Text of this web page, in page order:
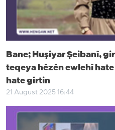
Bane; Huşiyar Şeibanî,
teqeya hêzên ewlehî
hate girtin
21 August 2025 16:44